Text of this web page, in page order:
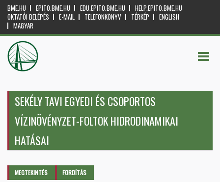
BME.HU EPITO.BME.HU EDU.EPITO.BME.HU
HELP.EPITO.BME.HU
OKTATÓI BELÉPÉS
E-MAIL TELEFONKÖNYV TÉRKÉP
ENGLISH
MAGYAR
SEKÉLY TAVI EGYEDI ÉS CSOPORTOS
VÍZINÖVÉNYZET-FOLTOK HIDRODINAMIKAI
HATÁSAI
Elsődleges fülek
MEGTEKINTÉS (AKTÍVFORDÍTÁS